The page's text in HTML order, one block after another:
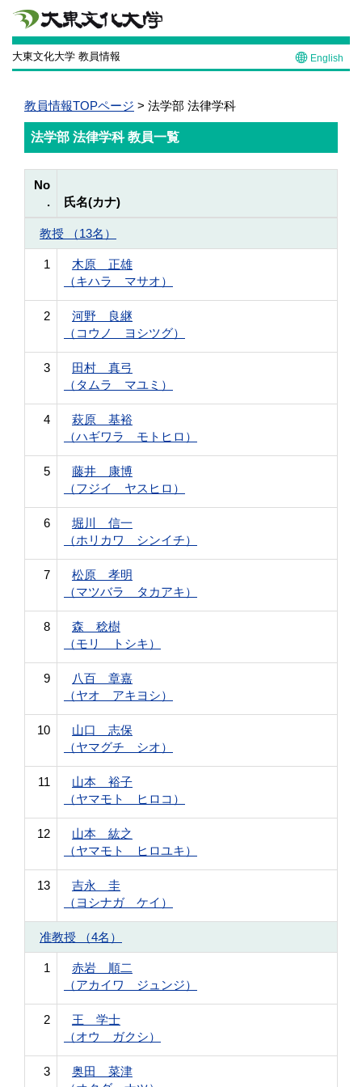
大東文化大学 教員情報 English
教員情報TOPページ > 法学部 法律学科
法学部 法律学科 教員一覧
No
.
氏名(カナ)
教授 （13名）
1
木原 正雄
（キハラ マサオ）
2
河野 良継
（コウノ ヨシツグ）
3
田村 真弓
（タムラ マユミ）
4
萩原 基裕
（ハギワラ モトヒロ）
5
藤井 康博
（フジイ ヤスヒロ）
6
堀川 信一
（ホリカワ シンイチ）
7
松原 孝明
（マツバラ タカアキ）
8
森 稔樹
（モリ トシキ）
9
八百 章嘉
（ヤオ アキヨシ）
10
山口 志保
（ヤマグチ シオ）
11
山本 裕子
（ヤマモト ヒロコ）
12
山本 紘之
（ヤマモト ヒロユキ）
13
吉永 圭
（ヨシナガ ケイ）
准教授 （4名）
1
赤岩 順二
（アカイワ ジュンジ）
2
王 学士
（オウ ガクシ）
3
奥田 菜津